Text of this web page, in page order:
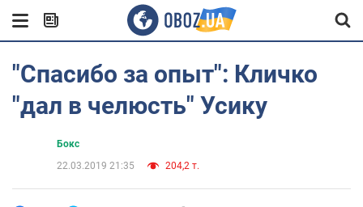
"Спасибо за опыт": Кличко
"дал в челюсть" Усику
Бокс
22.03.2019 21:35
204,2 т.